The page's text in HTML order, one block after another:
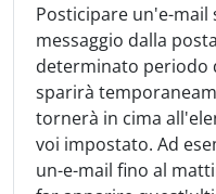
Posticipare un'e-
messaggio dalla
determinato periodo
sparirà
tornerà in cima
voi impostato. Ad
un-e-mail fino al